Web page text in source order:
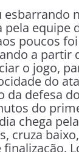
esbarrando
pela equipe
poucos
a partir
o jogo,
do
da defesa
do
chega
cruza